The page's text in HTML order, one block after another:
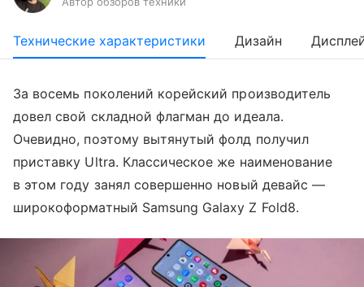
Технические характеристики Дизайн
За восемь поколений корейский производитель
довел свой складной флагман до идеала.
Очевидно, поэтому вытянутый фолд получил
приставку Ultra. Классическое же наименование
в этом году занял совершенно новый девайс —
широкоформатный Samsung Galaxy Z Fold8.